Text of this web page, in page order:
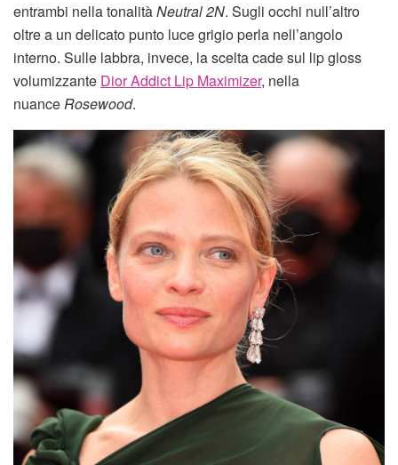
entrambi nella tonalitàNeutral 2N. Sugli occhi null’altro
oltre a un delicato punto luce grigio perla nell’angolo
interno. Sulle labbra, invece, la scelta cade sul lip gloss
volumizzante Dior Addict Lip Maximizer, nella
nuanceRosewood.